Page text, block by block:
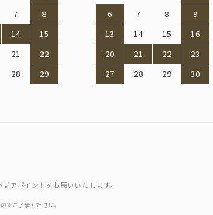
7
8
14
15
21
22
28
29
6
7 8
9
13
14 15
16
20
21 22
23
27
28 29 30
アポイントをお願いいたします。
でご了承ください。